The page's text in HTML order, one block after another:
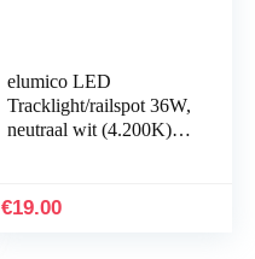
elumico LED
Tracklight/railspot 36W,
neutraal wit (4.200K),
2700Lm, Ra> 80
€19.00